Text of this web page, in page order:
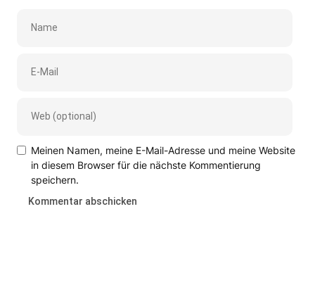
Meinen Namen, meine E-Mail-Adresse und meine Website
in diesem Browser für die nächste Kommentierung
speichern.